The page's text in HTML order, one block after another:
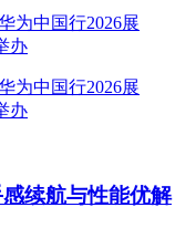
续航与性能优解